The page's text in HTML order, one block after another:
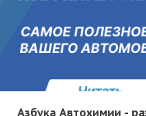
Азбука Автохимии -
Сетевое издание «Kolesa.ru»,
службой по надзору в сфере
массовых коммуникаций,
Любое использование
www.kolesa.ru, допускается
правообладателя.